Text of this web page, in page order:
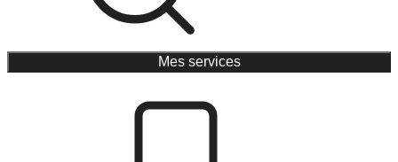
Mes services